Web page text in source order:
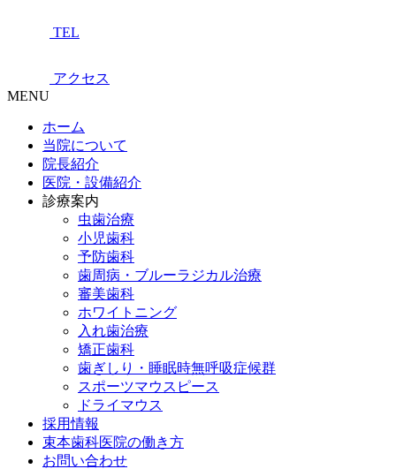
TEL
アクセス
MENU
ホーム
当院について
院長紹介
医院・設備紹介
診療案内
虫歯治療
小児歯科
予防歯科
歯周病・ブルーラジカル治療
審美歯科
ホワイトニング
入れ歯治療
矯正歯科
歯ぎしり・睡眠時無呼吸症候群
スポーツマウスピース
ドライマウス
採用情報
束本歯科医院の働き方
お問い合わせ